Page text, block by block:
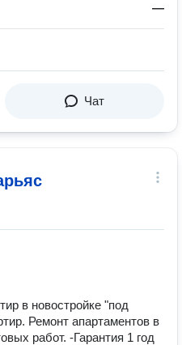
—
Чат
в новостройке "под
Ремонт апартаментов в
работ. -Гарантия 1 год